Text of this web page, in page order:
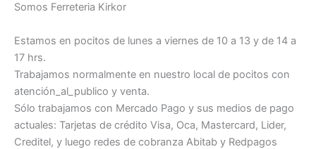
Somos Ferreteria Kirkor
Estamos en pocitos de lunes a viernes de 10 a 13 y de 14 a
17 hrs.
Trabajamos normalmente en nuestro local de pocitos con
atención_al_publico y venta.
Sólo trabajamos con Mercado Pago y sus medios de pago
actuales: Tarjetas de crédito Visa, Oca, Mastercard, Lider,
Creditel, y luego redes de cobranza Abitab y Redpagos